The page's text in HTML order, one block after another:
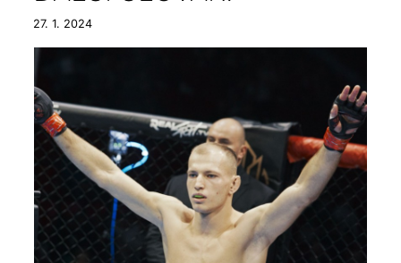
27. 1. 2024